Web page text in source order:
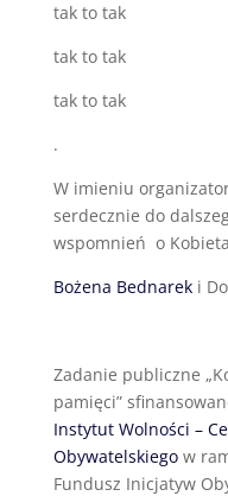
tak to tak
tak to tak
tak to tak
.
W imieniu
serdecznie do
wspomnień o
Bożena Bednareki
Zadanie publiczne
pamięci”
Instytut Wolności –
Obywatelskiegow
Fundusz Inicjatyw